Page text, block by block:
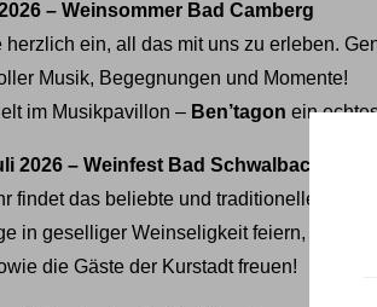
– Weinsommer Bad Camberg
herzlich ein, all das mit uns zu erleben.
Musik, Begegnungen und Momente!
im Musikpavillon – Ben’tagon ein
2026 – Weinfest Bad Schwalbach
findet das beliebte und traditionelle
in geselliger Weinseligkeit feiern, darauf
die Gäste der Kurstadt freuen!